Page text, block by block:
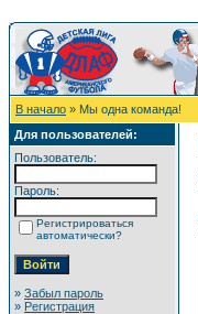
В начало » Мы одна команда!
Для пользователей:
Пользователь:
Пароль:
Регистрироваться
автоматически?
» Забыл пароль
» Регистрация